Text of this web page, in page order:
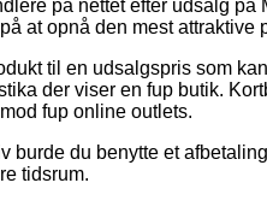
på nettet efter udsalg på
at opnå den mest attraktive
til en udsalgspris som
der viser en fup butik.
fup online outlets.
burde du benytte et
tidsrum.